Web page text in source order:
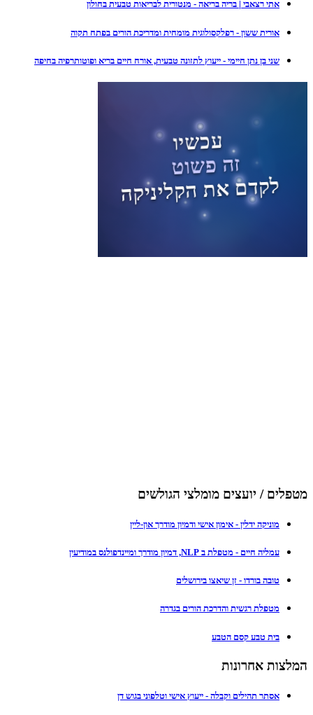
אתי רצאבי | בריה בריאה - מנטורית לבריאות טבעית בחולון
אורית ששון - רפלקסולוגית מומחית ומדריכת הורים בפתח תקוה
שני בן נתן חיימי - ייעוץ לתזונה טבעית, אורח חיים בריא ופוטותרפיה בחיפה
מטפלים / יועצים מומלצי הגולשים
מוניקה ידלין - אימון אישי ודמיון מודרך און-ליין
עמליה חיים - מטפלת ב NLP, דמיון מודרך ומיינדפולנס במודיעין
טובה בורדו - זן שיאצו בירושלים
מטפלת רגשית והדרכת הורים בגדרה
בית טבע קסם הטבע
המלצות אחרונות
אסתר תהילים וקבלה - ייעוץ אישי וטלפוני בגוש דן